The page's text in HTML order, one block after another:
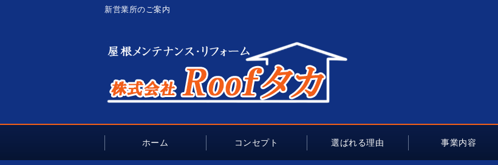
新営業所のご案内
ホーム コンセプト 選ばれる理由 事業内容